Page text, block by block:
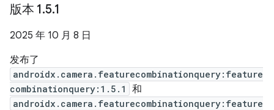
版本 1.5.1
2025 年 10 月 8 日
发布了
androidx.camera.featurecombinationquery:feature
combinationquery:1.5.1
和
androidx.camera.featurecombinationquery:feature